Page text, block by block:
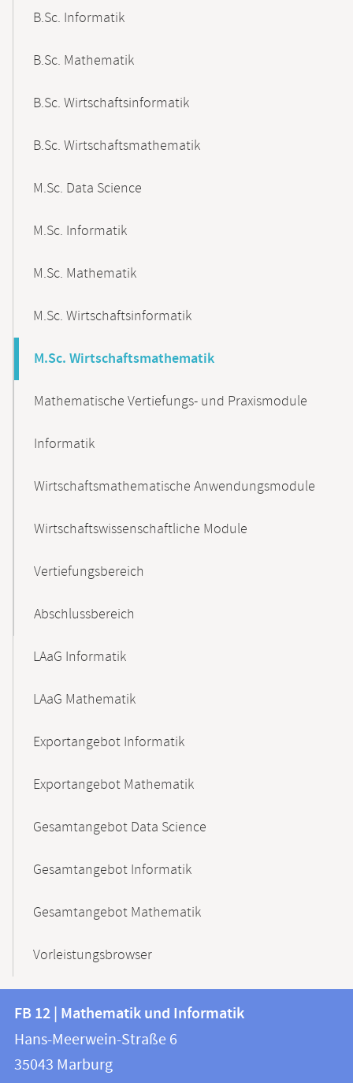
B.Sc. Informatik
B.Sc. Mathematik
B.Sc. Wirtschaftsinformatik
B.Sc. Wirtschaftsmathematik
M.Sc. Data Science
M.Sc. Informatik
M.Sc. Mathematik
M.Sc. Wirtschaftsinformatik
M.Sc. Wirtschaftsmathematik
Mathematische Vertiefungs- und Praxismodule
Informatik
Wirtschaftsmathematische Anwendungsmodule
Wirtschaftswissenschaftliche Module
Vertiefungsbereich
Abschlussbereich
LAaG Informatik
LAaG Mathematik
Exportangebot Informatik
Exportangebot Mathematik
Gesamtangebot Data Science
Gesamtangebot Informatik
Gesamtangebot Mathematik
Vorleistungsbrowser
Kontakt
und
Informationen
FB
12
|
FB 12 | Mathematik und Informatik
Hans-Meerwein-Straße 6
35043 Marburg